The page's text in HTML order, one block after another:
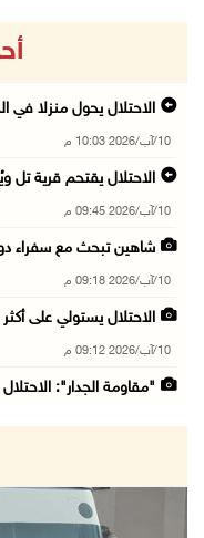
الاحتلال يحول منزلا في
10/آب/2026 10:03 م
الاحتلال يقتحم قرية تل
10/آب/2026 09:45 م
شاهين تبحث مع سفراء
10/آب/2026 09:18 م
الاحتلال يستولي على
10/آب/2026 09:12 م
"مقاومة الجدار":
دولة فلسطين تعرب عن
10/آب/2026 08:15 م
الاحتلال يعتقل شقيقين